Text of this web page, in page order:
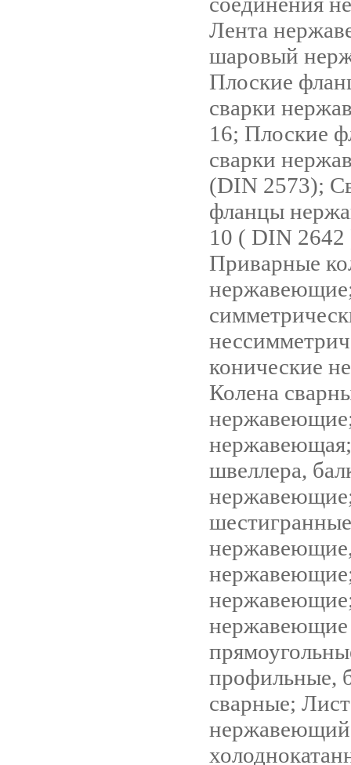
Лента
шаровый
Плоские
сварки
16; Плоские
сварки
(DIN 2573);
фланцы
10 ( DIN 2642
Приварные
конические
Колена
швeллepa,
шестигранные
нержавеющие
профильные,
сварные; Лист
нержавеющий